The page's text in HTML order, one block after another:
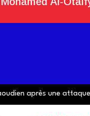
après une attaque